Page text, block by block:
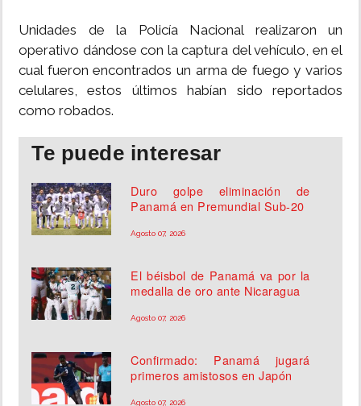
Unidades de la Policía Nacional realizaron un
operativo dándose con la captura del vehículo, en el
cual fueron encontrados un arma de fuego y varios
celulares, estos últimos habían sido reportados
como robados.
Te puede interesar
Duro golpe eliminación de
Panamá en Premundial Sub-20
Agosto 07, 2026
El béisbol de Panamá va por la
medalla de oro ante Nicaragua
Agosto 07, 2026
Confirmado: Panamá jugará
primeros amistosos en Japón
Agosto 07, 2026